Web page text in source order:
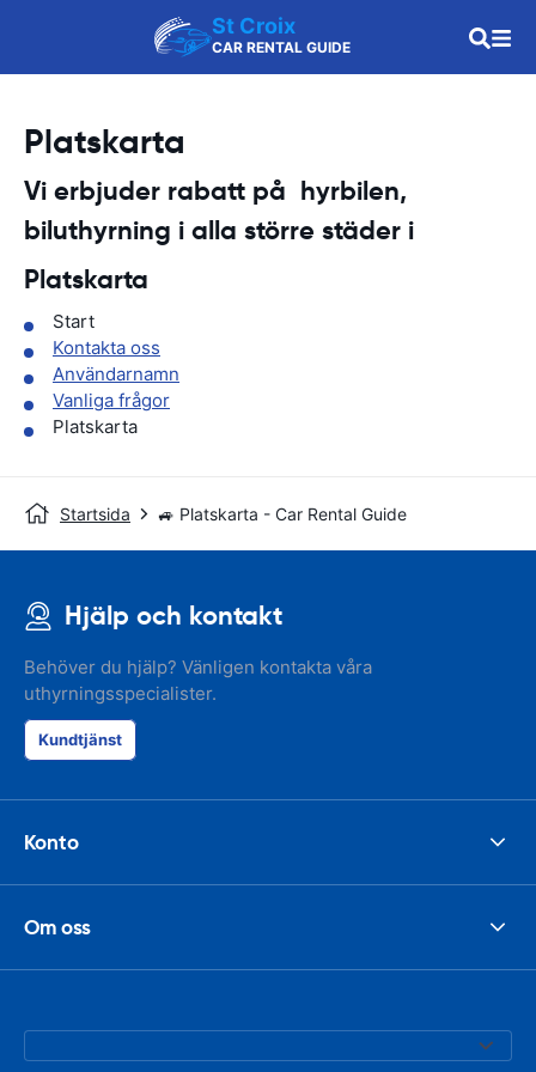
St Croix
CAR RENTAL GUIDE
Platskarta
Vi erbjuder rabatt på hyrbilen,
biluthyrning i alla större städer i
Platskarta
Start
Kontakta oss
Användarnamn
Vanliga frågor
Platskarta
Startsida 🚙 Platskarta - Car Rental Guide
Hjälp och kontakt
Behöver du hjälp? Vänligen kontakta våra
uthyrningsspecialister.
Kundtjänst
Konto
Om oss